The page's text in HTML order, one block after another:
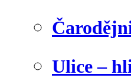
Ulice –